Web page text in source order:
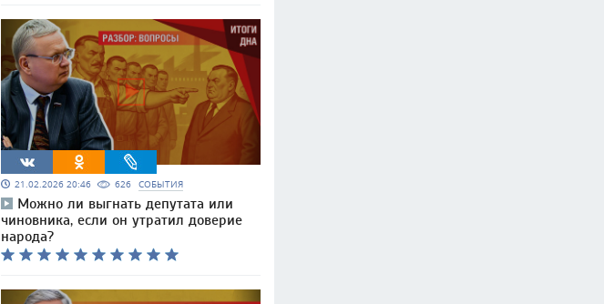
21.02.2026 20:46 626 СОБЫТИЯ
Можно ли выгнать депутата или
чиновника, если он утратил доверие
народа?